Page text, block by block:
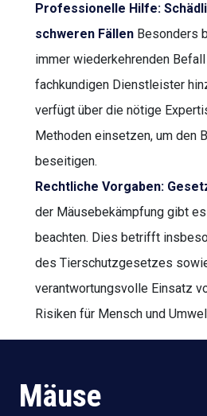
Professionelle Hilfe:
schweren Fällen Besonders
immer wiederkehrenden
fachkundigen Dienstleister
verfügt über die nötige
Methoden einsetzen, um den
beseitigen.
Rechtliche Vorgaben:
der Mäusebekämpfung gibt
beachten. Dies betrifft
des Tierschutzgesetzes
verantwortungsvolle Einsatz
Risiken für Mensch und
Mäuse